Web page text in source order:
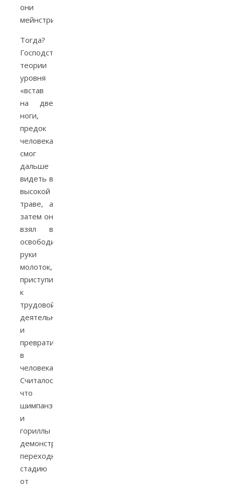
они
мейнстрим.
Тогда?
Господствовали
теории
уровня
«встав
на две
ноги,
предок
человека
смог
дальше
видеть в
высокой
траве, а
затем он
взял в
освободившиеся
руки
молоток,
приступил
к
трудовой
деятельности
и
превратился
в
человека».
Считалось,
что
шимпанзе
и
гориллы
демонстрируют
переходную
стадию
от